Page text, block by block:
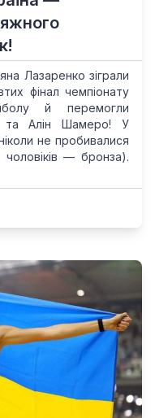
Лазаренко зіграли
фінал чемпіонату
й перемогли
та Алін Шамеро! У
не пробивалися
— бронза).